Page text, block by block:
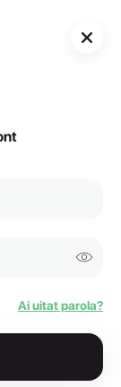
Ai uitat parola?